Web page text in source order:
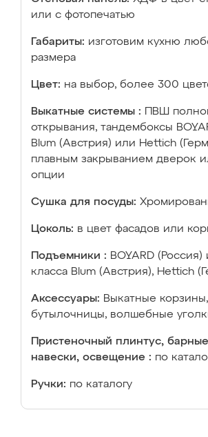
или с фотопечатью
Габариты: изготовим кухню
размера
Цвет: на выбор, более 300
Выкатные системы :
ПВШ
открывания, тандембоксы
Blum (Австрия) или Hettich
плавным закрыванием дверок
опции
Сушка для посуды:
Цоколь: в цвет фасадов или
Подъемники : BOYARD
класса Blum (Австрия), Hettich
Аксессуары: Выкатные корзины,
бутылочницы, волшебные
Пристеночный плинтус,
навески, освещение : по
Ручки: по каталогу